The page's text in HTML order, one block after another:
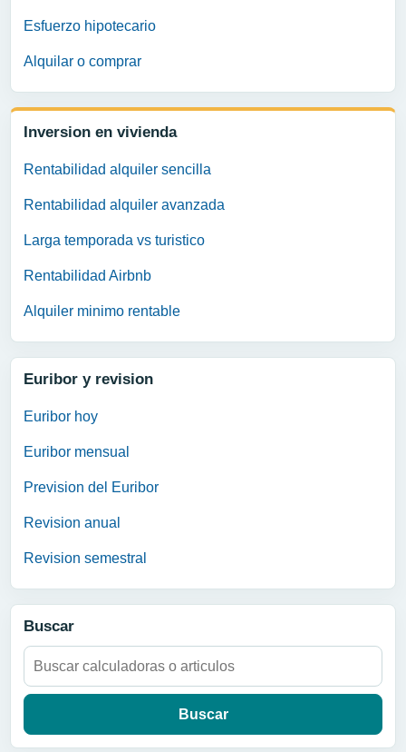
Esfuerzo hipotecario
Alquilar o comprar
Inversion en vivienda
Rentabilidad alquiler sencilla
Rentabilidad alquiler avanzada
Larga temporada vs turistico
Rentabilidad Airbnb
Alquiler minimo rentable
Euribor y revision
Euribor hoy
Euribor mensual
Prevision del Euribor
Revision anual
Revision semestral
Buscar
Buscar: